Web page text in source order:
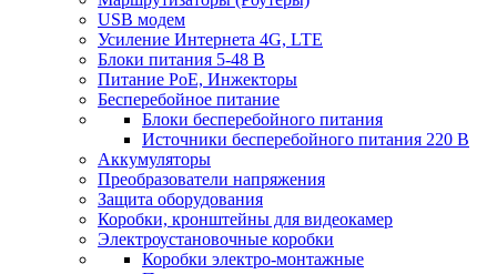
USB модем
Усиление Интернета 4G, LTE
Блоки питания 5-48 В
Питание PoE, Инжекторы
Бесперебойное питание
Блоки бесперебойного питания
Источники бесперебойного питания 220 В
Аккумуляторы
Преобразователи напряжения
Защита оборудования
Коробки, кронштейны для видеокамер
Электроустановочные коробки
Коробки электро-монтажные